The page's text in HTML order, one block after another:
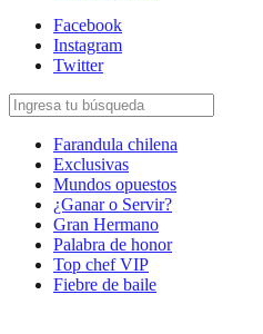
Facebook
Instagram
Twitter
Farandula chilena
Exclusivas
Mundos opuestos
¿Ganar o Servir?
Gran Hermano
Palabra de honor
Top chef VIP
Fiebre de baile